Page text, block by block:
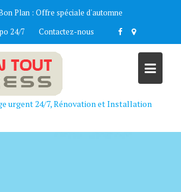
Plan : Offre spéciale d'automne
24/7
Contactez-nous
urgent 24/7, Rénovation et Installation